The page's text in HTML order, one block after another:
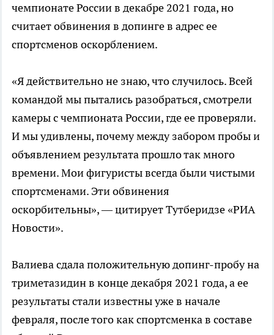
чемпионате России в декабре 2021 года, но
считает обвинения в допинге в адрес ее
спортсменов оскорблением.
«Я действительно не знаю, что случилось. Всей
командой мы пытались разобраться, смотрели
камеры с чемпионата России, где ее проверяли.
И мы удивлены, почему между забором пробы и
объявлением результата прошло так много
времени. Мои фигуристы всегда были чистыми
спортсменами. Эти обвинения
оскорбительны», — цитирует Тутберидзе «РИА
Новости».
Валиева сдала положительную допинг-пробу на
триметазидин в конце декабря 2021 года, а ее
результаты стали известны уже в начале
февраля, после того как спортсменка в составе